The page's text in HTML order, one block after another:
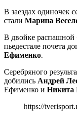
В заездах одиночек
стали Марина
В двойке распашной
пьедестале почета
Ефименко.
Серебряного
добились Андрей
Ефименко и Никита
https://